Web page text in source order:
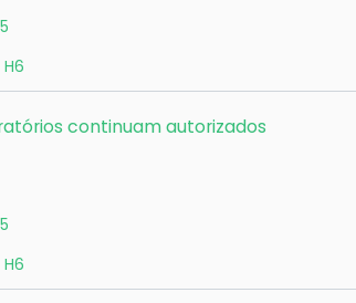
continuam autorizados